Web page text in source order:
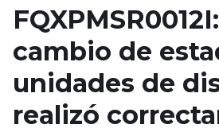
cambio de
unidades de
realizó